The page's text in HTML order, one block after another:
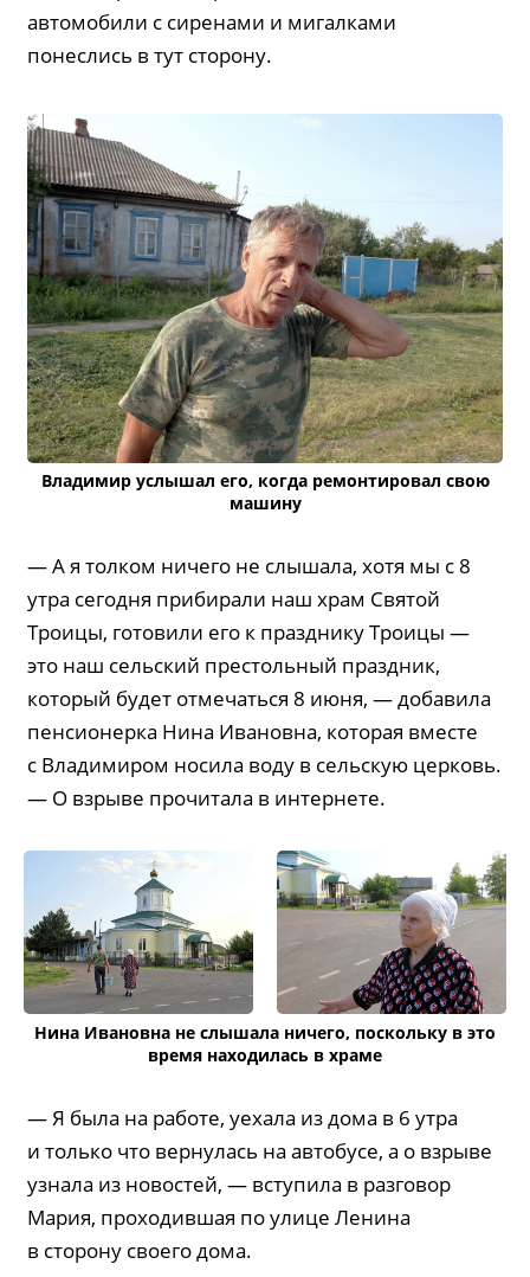
автомобили с сиренами и мигалками
понеслись в тут сторону.
Владимир услышал его, когда ремонтировал свою
машину
— А я толком ничего не слышала, хотя мы с 8
утра сегодня прибирали наш храм Святой
Троицы, готовили его к празднику Троицы —
это наш сельский престольный праздник,
который будет отмечаться 8 июня, — добавила
пенсионерка Нина Ивановна, которая вместе
с Владимиром носила воду в сельскую церковь.
— О взрыве прочитала в интернете.
Нина Ивановна не слышала ничего, поскольку в это
время находилась в храме
— Я была на работе, уехала из дома в 6 утра
и только что вернулась на автобусе, а о взрыве
узнала из новостей, — вступила в разговор
Мария, проходившая по улице Ленина
в сторону своего дома.